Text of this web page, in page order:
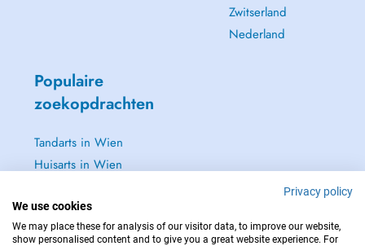
Zwitserland
Nederland
Populaire
zoekopdrachten
Tandarts in Wien
Huisarts in Wien
Dermatoloog in Baden
Zie alle →
Privacy policy
We use cookies
We may place these for analysis of our visitor data, to improve our website,
show personalised content and to give you a great website experience. For